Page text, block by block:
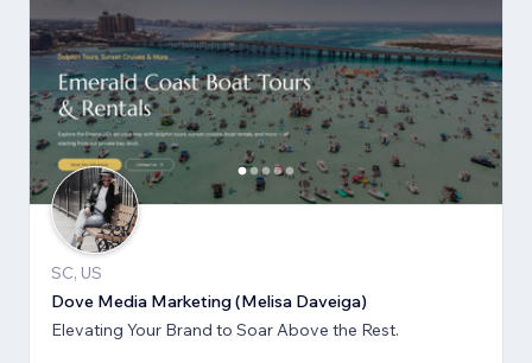
SC, US
Dove Media Marketing (Melisa Daveiga)
Elevating Your Brand to Soar Above the Rest.